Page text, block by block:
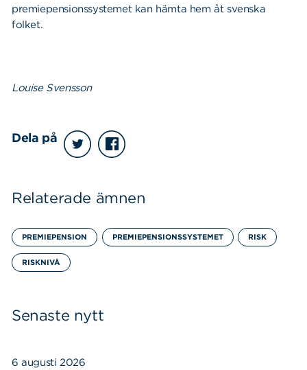
premiepensionssystemet kan hämta hem åt svenska
folket.
Louise Svensson
Dela på
Relaterade ämnen
PREMIEPENSION PREMIEPENSIONSSYSTEMET RISK
RISKNIVÅ
Senaste nytt
6 augusti 2026